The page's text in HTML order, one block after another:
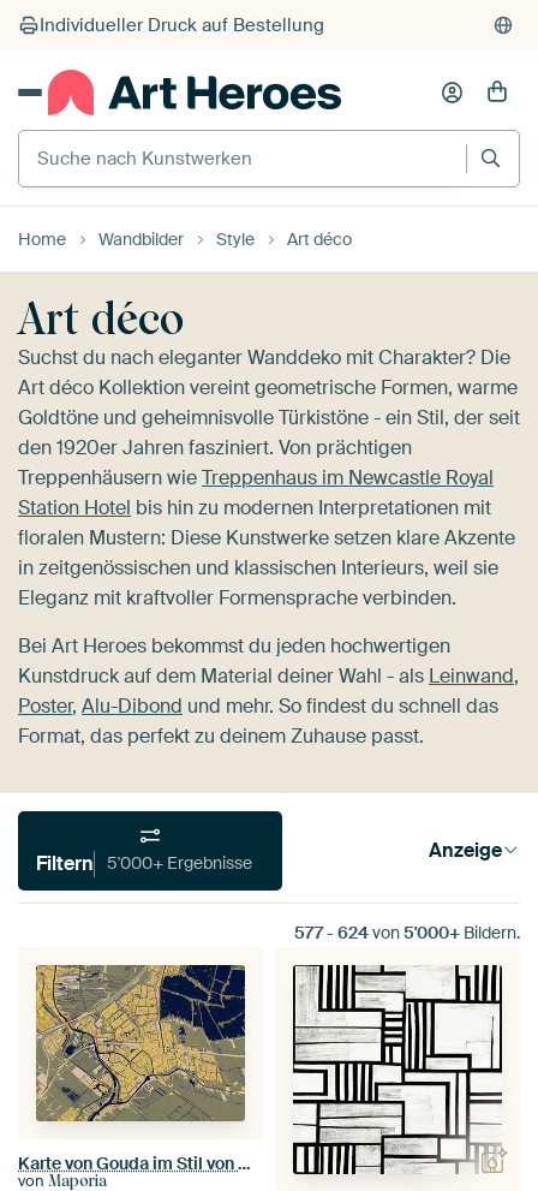
Suche nach Kunstwerken
Home Wandbilder Style Art déco
Art déco
Suchst du nach eleganter Wanddeko mit Charakter? Die
Art déco Kollektion vereint geometrische Formen, warme
Goldtöne und geheimnisvolle Türkistöne - ein Stil, der seit
den 1920er Jahren fasziniert. Von prächtigen
Treppenhäusern wieTreppenhaus im Newcastle Royal
Station Hotel bis hin zu modernen Interpretationen mit
floralen Mustern: Diese Kunstwerke setzen klare Akzente
in zeitgenössischen und klassischen Interieurs, weil sie
Eleganz mit kraftvoller Formensprache verbinden.
Bei Art Heroes bekommst du jeden hochwertigen
Kunstdruck auf dem Material deiner Wahl - als Leinwand,
Poster, Alu-Dibond und mehr. So findest du schnell das
Format, das perfekt zu deinem Zuhause passt.
Filtern 5'000+ Ergebnisse Anzeige
577- 624von5'000+ Bildern.
Karte von Gouda im Stil von Gustav Klimt
von Maporia